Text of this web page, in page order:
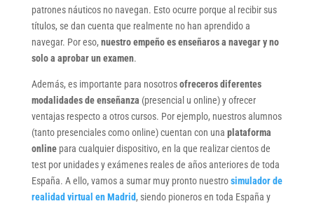
patrones náuticos no navegan. Esto ocurre porque al recibir sus
títulos, se dan cuenta que realmente no han aprendido a
navegar. Por eso, nuestro empeño es enseñaros a navegar y no
solo a aprobar un examen.
Además, es importante para nosotrosofreceros diferentes
modalidades de enseñanza (presencial u online) y ofrecer
ventajas respecto a otros cursos. Por ejemplo, nuestros alumnos
(tanto presenciales como online) cuentan con una plataforma
onlinepara cualquier dispositivo, en la que realizar cientos de
test por unidades y exámenes reales de años anteriores de toda
España. A ello, vamos a sumar muy pronto nuestrosimulador de
realidad virtual en Madrid, siendo pioneros en toda España y